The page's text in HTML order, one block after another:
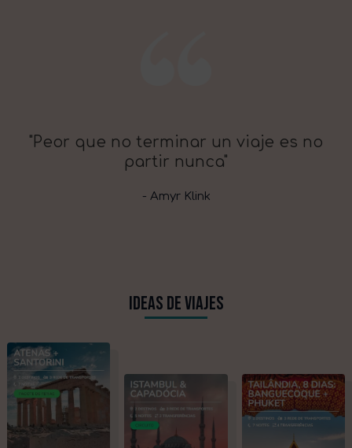
"Peor que no terminar un viaje es no
partir nunca"
- Amyr Klink
IDEAS DE VIAJES